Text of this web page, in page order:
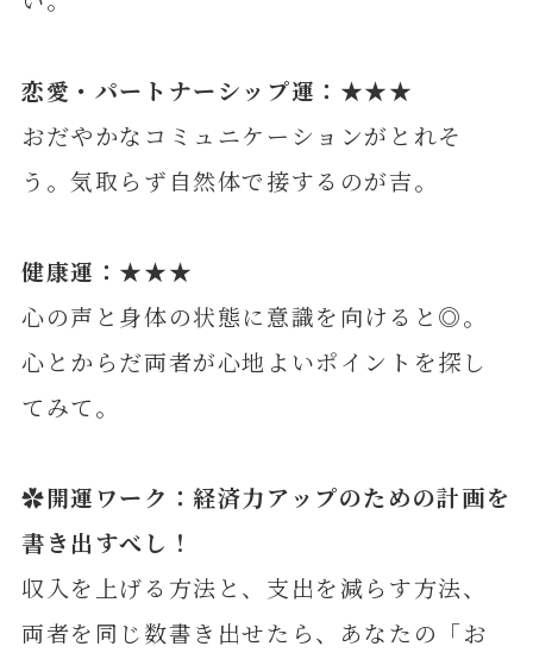
恋愛・パートナーシップ運：★★★
おだやかなコミュニケーションがとれそ
う。気取らず自然体で接するのが吉。
健康運：★★★
心の声と身体の状態に意識を向けると◎。
心とからだ両者が心地よいポイントを探し
てみて。
✿開運ワーク：経済力アップのための計画を
書き出すべし！
収入を上げる方法と、支出を減らす方法、
両者を同じ数書き出せたら、あなたの「お